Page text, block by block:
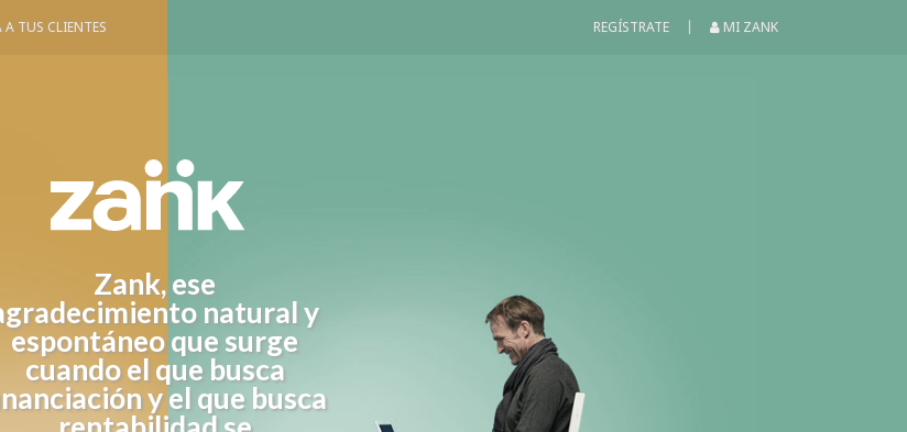
TUS CLIENTES REGÍSTRATE | MI ZANK
Zank, ese
natural y
espontáneo que surge
cuando el que busca
y el que busca